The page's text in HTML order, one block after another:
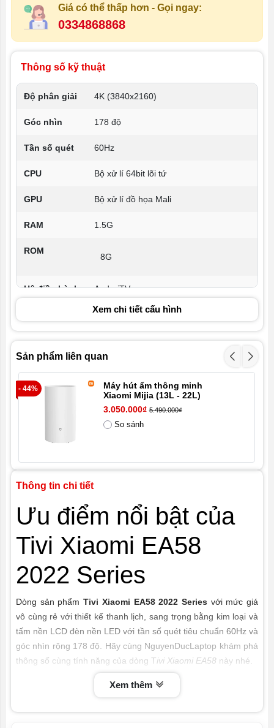
Giá có thể thấp hơn - Gọi ngay:
0334868868
Thông số kỹ thuật
Độ phân giải 4K (3840x2160)
Góc nhìn 178 độ
Tần số quét 60Hz
CPU Bộ xử lí 64bit lõi tứ
GPU Bộ xử lí đồ họa Mali
RAM 1.5G
ROM
8G
Hệ điều hành AndroiTV
- WIFI 2.4GHz
- Bluetooth
- Hồng ngoại
- x1 AV
- x2 USB
- x1 Ethernet
Video
Công suất
2 × 10W
Kích thước
tivi (D.R.C)
Dài: 1285mm x Cao: 756mm | Khoảng
cách chân đế: 1178mm | Độ cao bao
gồm chân đế: 806mm
Kích thước
vỏ hộp
1438mmx162mmx875mm
Trọng lượng
cơ sở
12KG
220V
Công suất 145W
Xem chi tiết cấu hình
Sản phẩm liên quan
- 44%
Máy hút ẩm thông minh
Xiaomi Mijia (13L - 22L)
3.050.000₫ 5.490.000₫
So sánh
Thông tin chi tiết
Ưu điểm nổi bật của
Tivi Xiaomi EA58
2022 Series
Dòng sản phẩmTivi Xiaomi EA58 2022 Series với mức giá
vô cùng rẻ với thiết kế thanh lịch, sang trọng bằng kim loại và
tấm nền LCD đèn nền LED với tần số quét tiêu chuẩn 60Hz và
góc nhìn rộng 178 độ. Hãy cùng NguyenDucLaptop khám phá
thông số cùng tính năng của dòng Tivi Xiaomi EA58 này nhé.
1. Thiết kế tràn viền kết hợp với khung kim
loại nguyên khối
Xem thêm